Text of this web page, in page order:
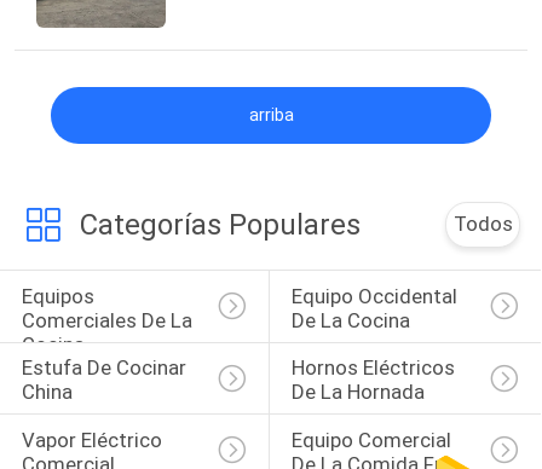
arriba
Categorías Populares Todos
Equipos
Comerciales De La
Cocina
Equipo Occidental
De La Cocina
Estufa De Cocinar
China
Hornos Eléctricos
De La Hornada
Vapor Eléctrico
Equipo Comercial